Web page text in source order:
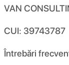
VAN
CUI: 39743787
Întrebări